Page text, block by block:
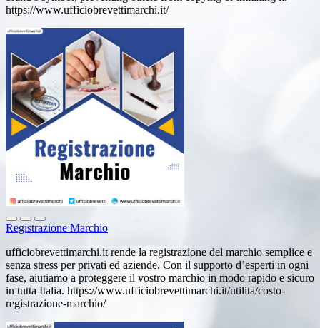
https://www.ufficiobrevettimarchi.it/
Registrazione Marchio
ufficiobrevettimarchi.it rende la registrazione del marchio semplice e
senza stress per privati ed aziende. Con il supporto d’esperti in ogni
fase, aiutiamo a proteggere il vostro marchio in modo rapido e sicuro
in tutta Italia. https://www.ufficiobrevettimarchi.it/utilita/costo-
registrazione-marchio/